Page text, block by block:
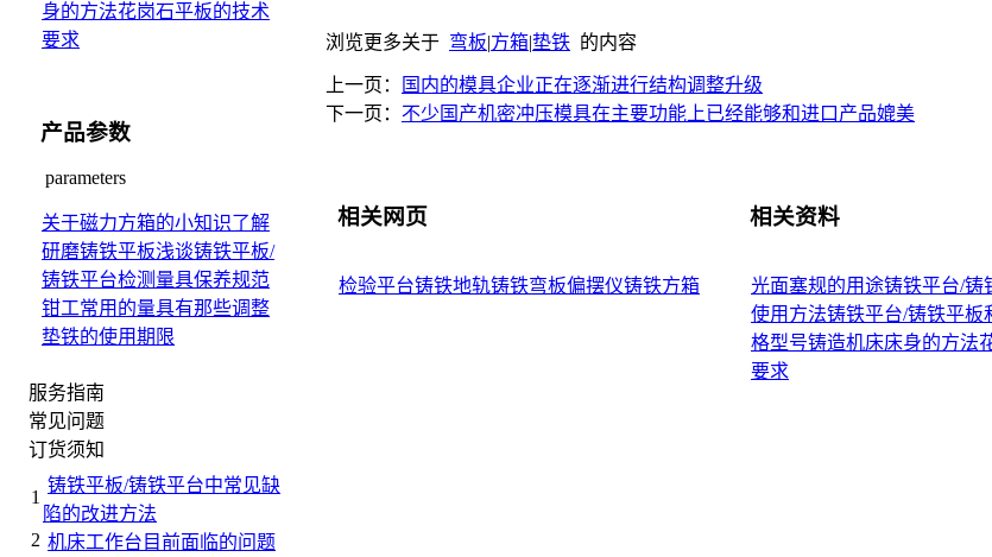
身的方法花岗石平板的技术
要求
产品参数
parameters
关于磁力方箱的小知识了解
研磨铸铁平板浅谈铸铁平板/
铸铁平台检测量具保养规范
钳工常用的量具有那些调整
垫铁的使用期限
服务指南
常见问题
订货须知
1
铸铁平板/铸铁平台中常见缺
陷的改进方法
2 机床工作台目前面临的问题
浏览更多关于 弯板|方箱|垫铁 的内容
上一页：
国内的模具企业正在逐渐进行结构调整升级
下一页： 不少国产机密冲压模具在主要功能上已经能够和进口产品媲美
相关网页
检验平台铸铁地轨铸铁弯板偏摆仪铸铁方箱
相关资料
光面塞规的用途铸铁平台/铸
使用方法铸铁平台/铸铁平板
格型号铸造机床床身的方法
要求